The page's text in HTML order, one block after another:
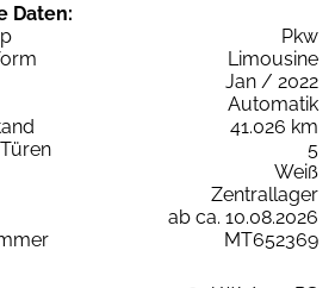
Daten:
Pkw
Limousine
Jan / 2022
Automatik
41.026 km
5
Weiß
Zentrallager
ab ca. 10.08.2026
MT652369